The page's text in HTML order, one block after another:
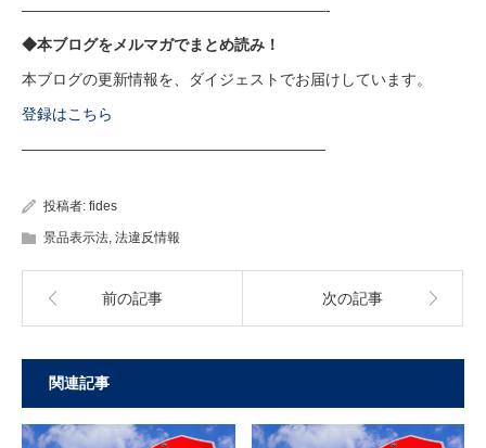
————————————————————-
◆本ブログをメルマガでまとめ読み！
本ブログの更新情報を、ダイジェストでお届けしています。
登録はこちら
————————————————————
投稿者: fides
景品表示法, 法違反情報
前の記事 次の記事
関連記事